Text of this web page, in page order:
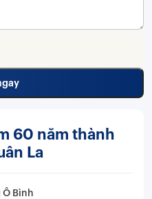
60 năm thành
La
Ô Bình